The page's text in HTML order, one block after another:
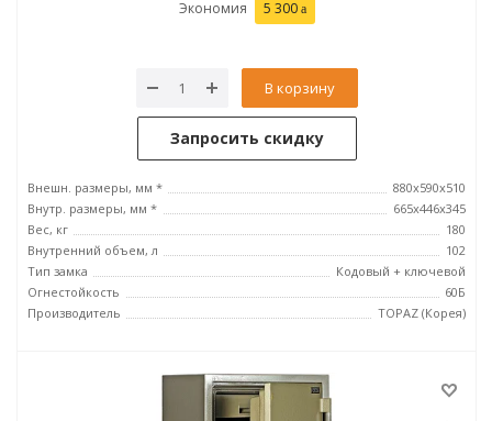
Экономия 5 300
В корзину
Запросить скидку
Внешн. размеры, мм *
880x590x510
Внутр. размеры, мм *
665х446х345
Вес, кг
180
Внутренний объем, л
102
Тип замка
Кодовый + ключевой
Огнестойкость
60Б
Производитель
TOPAZ (Корея)